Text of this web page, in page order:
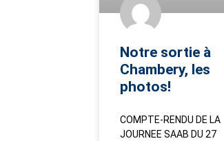
Notre sortie à
Chambery, les
photos!
COMPTE-RENDU DE LA
JOURNEE SAAB DU 27